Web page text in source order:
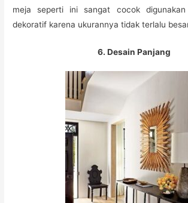
meja seperti ini sangat cocok digunakan
dekoratif karena ukurannya tidak terlalu
6. Desain Panjang